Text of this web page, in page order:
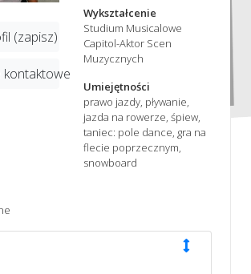
(zapisz)
kontaktowe
Wykształcenie
Studium Musicalowe
Capitol-Aktor Scen
Muzycznych
Umiejętności
prawo jazdy, pływanie,
jazda na rowerze, śpiew,
taniec: pole dance, gra na
flecie poprzecznym,
snowboard